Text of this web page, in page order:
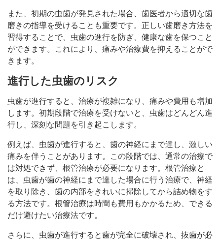
また、初期の虫歯が発見された場合、歯医者から適切な歯
磨きの指導を受けることも重要です。正しい歯磨き方法を
習得することで、虫歯の進行を防ぎ、健康な歯を保つこと
ができます。これにより、痛みや治療費を抑えることがで
きます。
進行した虫歯のリスク
虫歯が進行すると、治療が複雑になり、痛みや費用も増加
します。初期段階で治療を受けないと、虫歯はどんどん進
行し、深刻な問題を引き起こします。
例えば、虫歯が進行すると、歯の神経にまで達し、激しい
痛みを伴うことがあります。この段階では、通常の治療で
は対処できず、根管治療が必要になります。根管治療と
は、虫歯が歯の神経にまで達した場合に行う治療で、神経
を取り除き、歯の内部をきれいに掃除してから詰め物をす
る方法です。根管治療は時間も費用もかかるため、できる
だけ避けたい治療法です。
さらに、虫歯が進行すると歯が完全に破壊され、抜歯が必